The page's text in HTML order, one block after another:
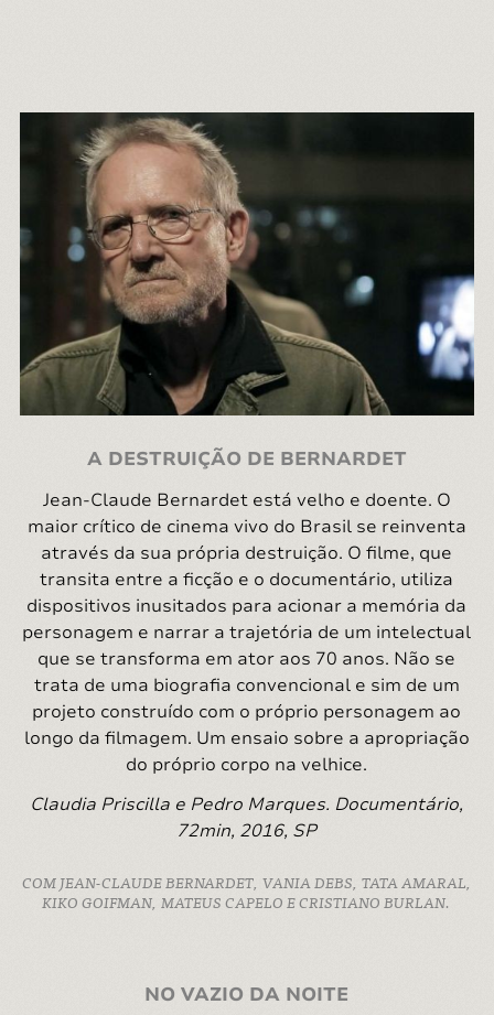
A DESTRUIÇÃO DE BERNARDET
Jean-Claude Bernardet está velho e doente. O
maior crítico de cinema vivo do Brasil se reinventa
através da sua própria destruição. O filme, que
transita entre a ficção e o documentário, utiliza
dispositivos inusitados para acionar a memória da
personagem e narrar a trajetória de um intelectual
que se transforma em ator aos 70 anos. Não se
trata de uma biografia convencional e sim de um
projeto construído com o próprio personagem ao
longo da filmagem. Um ensaio sobre a apropriação
do próprio corpo na velhice.
Claudia Priscilla e Pedro Marques. Documentário,
72min, 2016, SP
COM JEAN-CLAUDE BERNARDET, VANIA DEBS, TATA AMARAL,
KIKO GOIFMAN, MATEUS CAPELO E CRISTIANO BURLAN.
NO VAZIO DA NOITE